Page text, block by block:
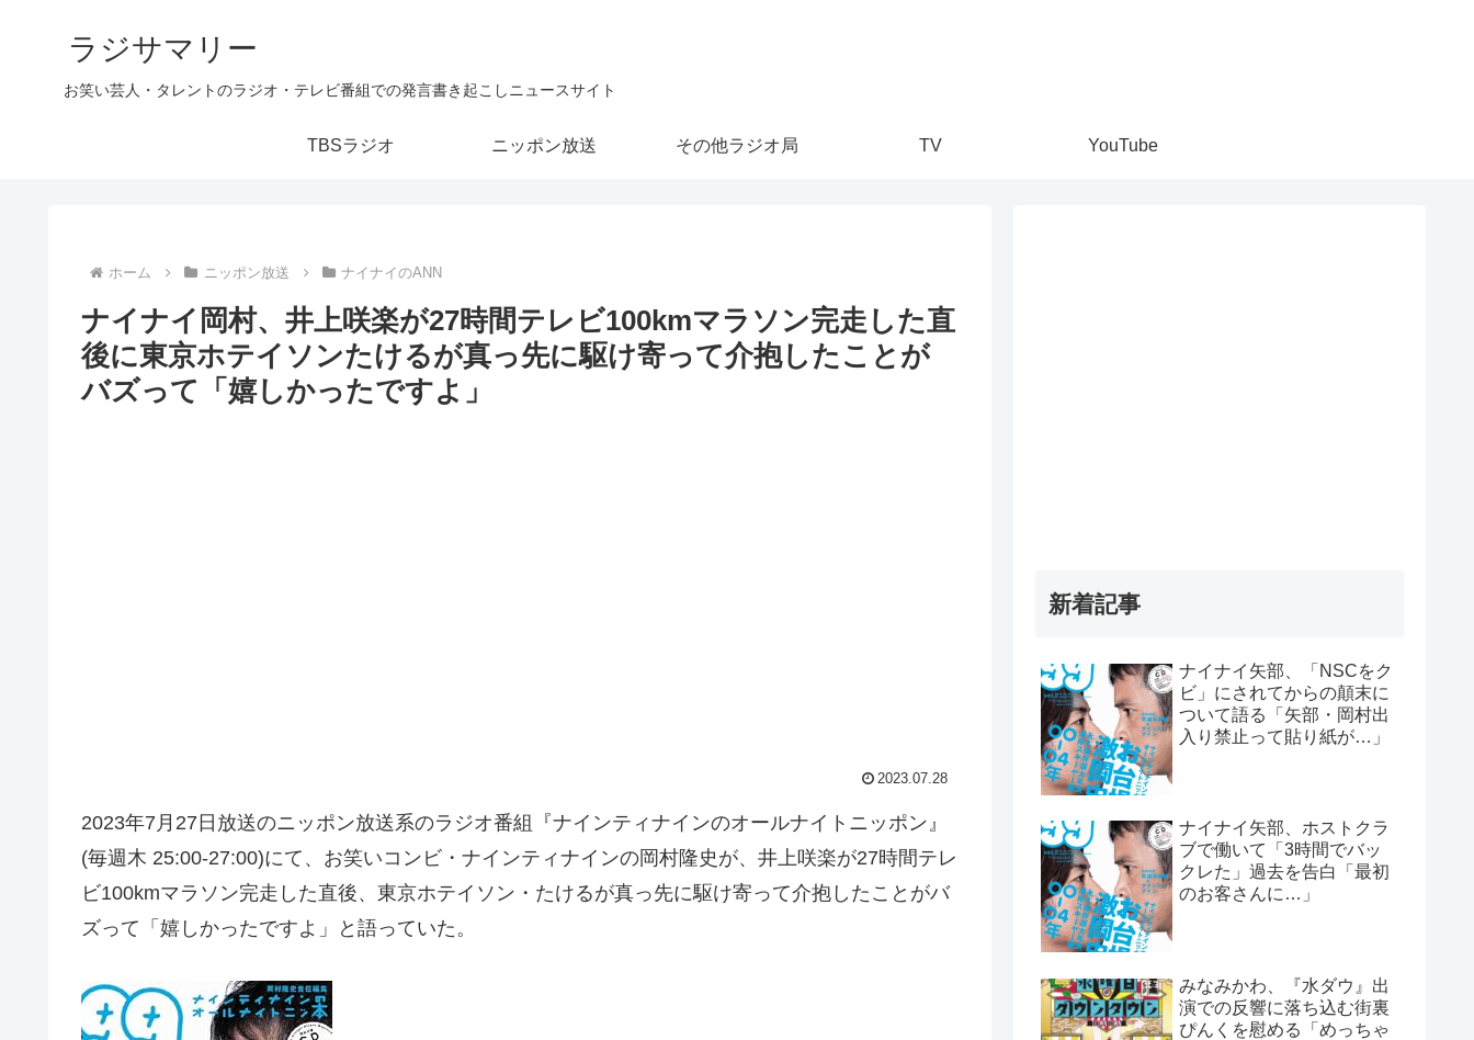
ラジサマリー
お笑い芸人・タレントのラジオ・テレビ番組での発言書き起こしニュースサイト
TBSラジオ ニッポン放送 その他ラジオ局 TV YouTube
ホーム ニッポン放送 ナイナイのANN
ナイナイ岡村、井上咲楽が27時間テレビ100kmマラソン完走した直
後に東京ホテイソンたけるが真っ先に駆け寄って介抱したことが
バズって「嬉しかったですよ」
2023.07.28
2023年7月27日放送のニッポン放送系のラジオ番組『ナインティナインのオールナイトニッポン』
(毎週木 25:00-27:00)にて、お笑いコンビ・ナインティナインの岡村隆史が、井上咲楽が27時間テレ
ビ100kmマラソン完走した直後、東京ホテイソン・たけるが真っ先に駆け寄って介抱したことがバ
ズって「嬉しかったですよ」と語っていた。
新着記事
ナイナイ矢部、「NSCをク
ビ」にされてからの顛末に
ついて語る「矢部・岡村出
入り禁止って貼り紙が…」
ナイナイ矢部、ホストクラ
ブで働いて「3時間でバッ
クレた」過去を告白「最初
のお客さんに…」
みなみかわ、『水ダウ』出
演での反響に落ち込む街裏
ぴんくを慰める「めっちゃ